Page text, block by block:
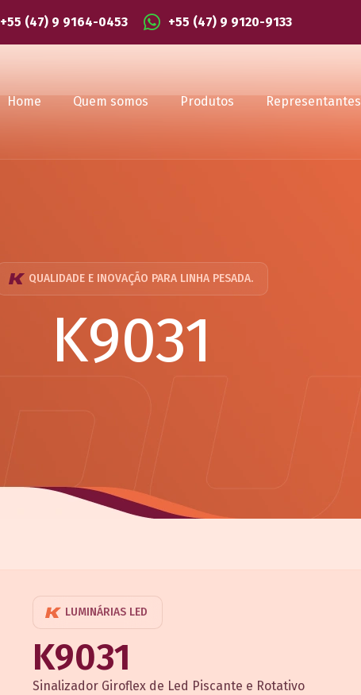
+55 (47) 9 9164-0453 +55 (47) 9 9120-9133
Home Quem somos Produtos Representantes
QUALIDADE E INOVAÇÃO PARA LINHA PESADA.
K9031
LUMINÁRIAS LED
K9031
Sinalizador Giroflex de Led Piscante e Rotativo